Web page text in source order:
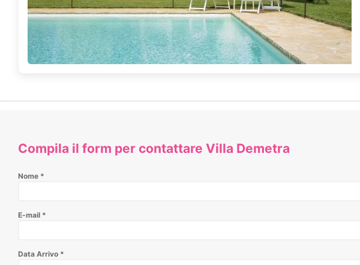
Compila il form per contattare Villa Demetra
Nome *
E-mail *
Data Arrivo *